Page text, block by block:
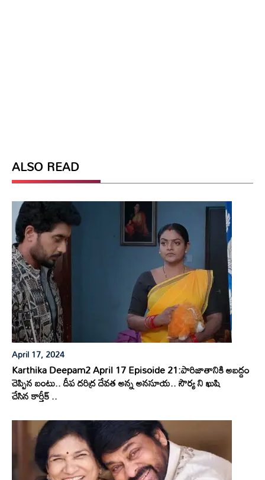
ALSO READ
April 17, 2024
Karthika Deepam2 April 17 Episoide 21:పారిజాతానికి అబద్దం
చెప్పిన బంటు.. దీప దరిద్ర దేవత అన్న అనసూయ.. సౌర్య ని ఖుషి
చేసిన కార్తీక్ ..